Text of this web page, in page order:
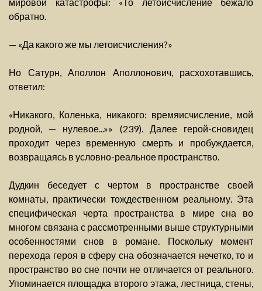
мировой катастрофы: «То летоисчисление бежало
обратно.
— «Да какого же мы летоисчисления?»
Но Сатурн, Аполлон Аполлонович, расхохотавшись,
ответил:
«Никакого, Коленька, никакого: времяисчисление, мой
родной, — нулевое...»» (239). Далее герой-сновидец
проходит через временную смерть и пробуждается,
возвращаясь в условно-реальное пространство.
Дудкин беседует с чертом в пространстве своей
комнаты, практически тождественном реальному. Эта
специфическая черта пространства в мире сна во
многом связана с рассмотренными выше структурными
особенностями снов в романе. Поскольку момент
перехода героя в сферу сна обозначается нечетко, то и
пространство во сне почти не отличается от реального.
Упоминается площадка второго этажа, лестница, стены,